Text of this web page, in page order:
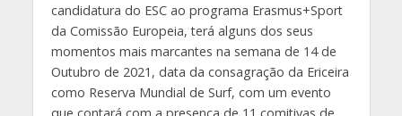
candidatura do ESC ao programa Erasmus+Sport
da Comissão Europeia, terá alguns dos seus
momentos mais marcantes na semana de 14 de
Outubro de 2021, data da consagração da Ericeira
como Reserva Mundial de Surf, com um evento